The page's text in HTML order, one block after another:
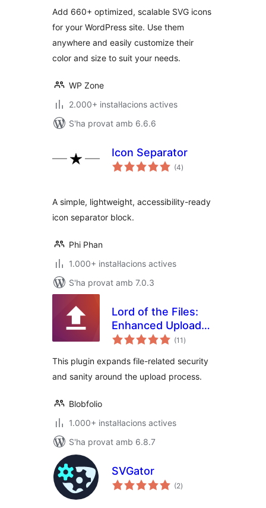
Add 660+ optimized, scalable SVG icons
for your WordPress site. Use them
anywhere and easily customize their
color and size to suit your needs.
WP Zone
2.000+ instal·lacions actives
S'ha provat amb 6.6.6
Icon Separator
(4puntuacions
totals
)
A simple, lightweight, accessibility-ready
icon separator block.
Phi Phan
1.000+ instal·lacions actives
S'ha provat amb 7.0.3
Lord of the Files:
Enhanced Upload
Security
(11 puntuacions
totals
)
This plugin expands file-related security
and sanity around the upload process.
Blobfolio
1.000+ instal·lacions actives
S'ha provat amb 6.8.7
SVGator
(2puntuacions
totals
)